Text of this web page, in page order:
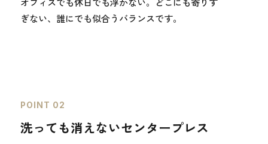
ぎない、誰にでも似合うバランスです。
POINT 02
洗っても消えないセンタープレス